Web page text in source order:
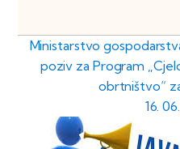
Ministarstvo
poziv za Program
obrtništvo“
16.